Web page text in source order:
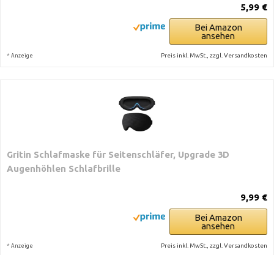
5,99 €
Bei Amazon
ansehen
* Anzeige Preis inkl. MwSt., zzgl. Versandkosten
Gritin Schlafmaske für Seitenschläfer, Upgrade 3D
Augenhöhlen Schlafbrille
9,99 €
Bei Amazon
ansehen
* Anzeige Preis inkl. MwSt., zzgl. Versandkosten